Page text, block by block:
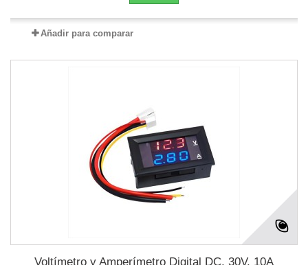
Añadir para comparar
Voltímetro y Amperímetro Digital DC, 30V, 10A